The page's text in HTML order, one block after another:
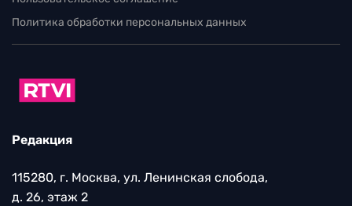
Политика обработки персональных данных
Редакция
115280, г. Москва, ул. Ленинская слобода,
д. 26, этаж 2